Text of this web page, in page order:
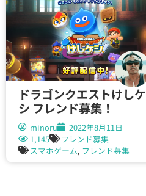
ドラゴンクエストけしケ
シ フレンド募集！
minoru
2022年8月11日
1,145
フレンド募集
スマホゲーム, フレンド募集